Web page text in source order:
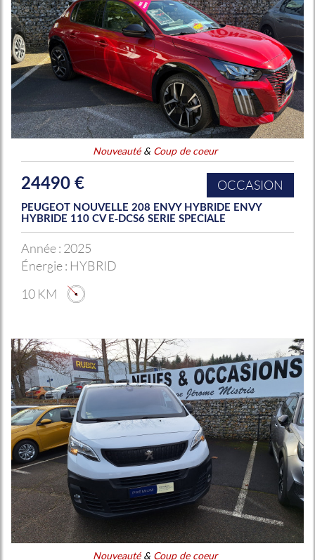
Nouveauté& Coup de coeur
24490 € OCCASION
PEUGEOT NOUVELLE 208 ENVY HYBRIDE ENVY
HYBRIDE 110 CV E-DCS6 SERIE SPECIALE
Année : 2025
Énergie : HYBRID
10 KM
Nouveauté& Coup de coeur